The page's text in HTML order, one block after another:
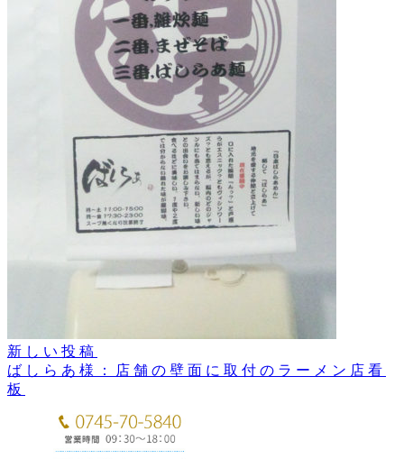
新しい投稿
ばしらあ様：店舗の壁面に取付のラーメン店看
板